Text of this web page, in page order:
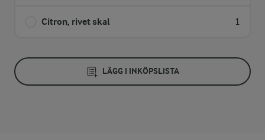
Citron, rivet skal 1
LÄGG I INKÖPSLISTA